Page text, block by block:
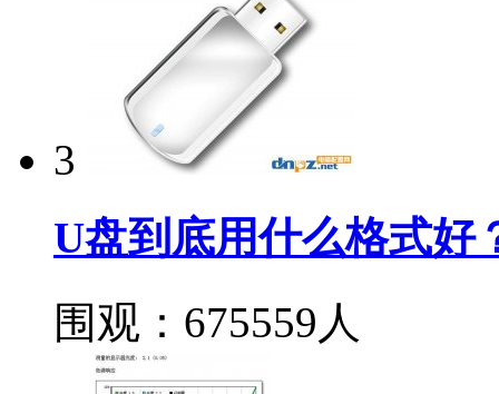
3
U盘到底用什么格式好
围观：675559人